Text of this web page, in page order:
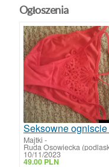
Ogłoszenia
Majtki -
Ruda Osowiecka
10/11/2023
49.00 PLN